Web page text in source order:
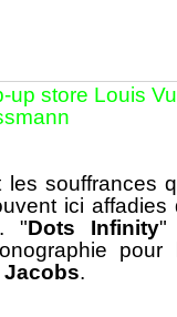
store Louis
les souffrances
ici affadies
"Dots Infinity"
Jacobs.